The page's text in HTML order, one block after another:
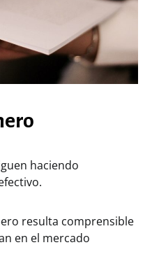
haciendo
resulta comprensible
en el mercado